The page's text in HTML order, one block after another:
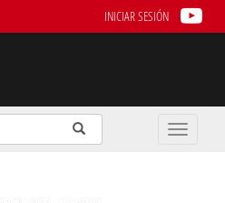
INICIAR SESIÓN
Enviar
Buscar
Toggle